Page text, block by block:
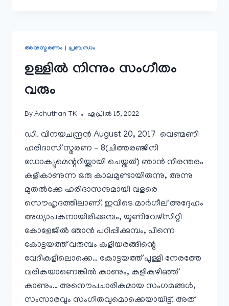
അനുസ്മരണം | പ്രബന്ധം
ഉള്ളിൽ നിന്നും സംഗീതം
വരും
By Achuthan TK ഏപ്രിൽ 15, 2022
ഡി. വിനയചന്ദ്രൻ August 20, 2017 വെണ്മണി
ഹരിദാസ് സ്മരണ – 8(ചിത്തരഞ്ജിനി
ഡോക്യുമെന്ററിയ്ക്കായി ചെയ്തത്) ഞാൻ നിരന്തരം
കളികാണുന്ന ഒരു കാലമുണ്ടായിരുന്നു, അന്നു
മുതൽക്കേ ഹരിദാസനുമായി വളരെ
സൌഹൃദത്തിലാണ്. ഇവിടെ മാർഗീല് അദ്ദേഹം
അധ്യാപകനായിരിക്കുമ്പം, യൂണിവേഴ്സിറ്റി
കോളേജിൽ ഞാൻ പഠിപ്പിക്കുമ്പം, പിന്നെ
കോട്ടയത്ത് വരുമ്പം കളിയരങ്ങിന്റെ
വേദികളിലൊക്കെ… കോട്ടയത്ത് പുള്ളി നേരത്തേ
വരികയാണെങ്കിൽ കാണും, കളികഴിഞ്ഞ്
കാണും… അനൌപചാരികമായ സംഗമങ്ങൾ,
സംസാരവും സംഗീതവുമൊക്കെയായിട്ട്. അത്